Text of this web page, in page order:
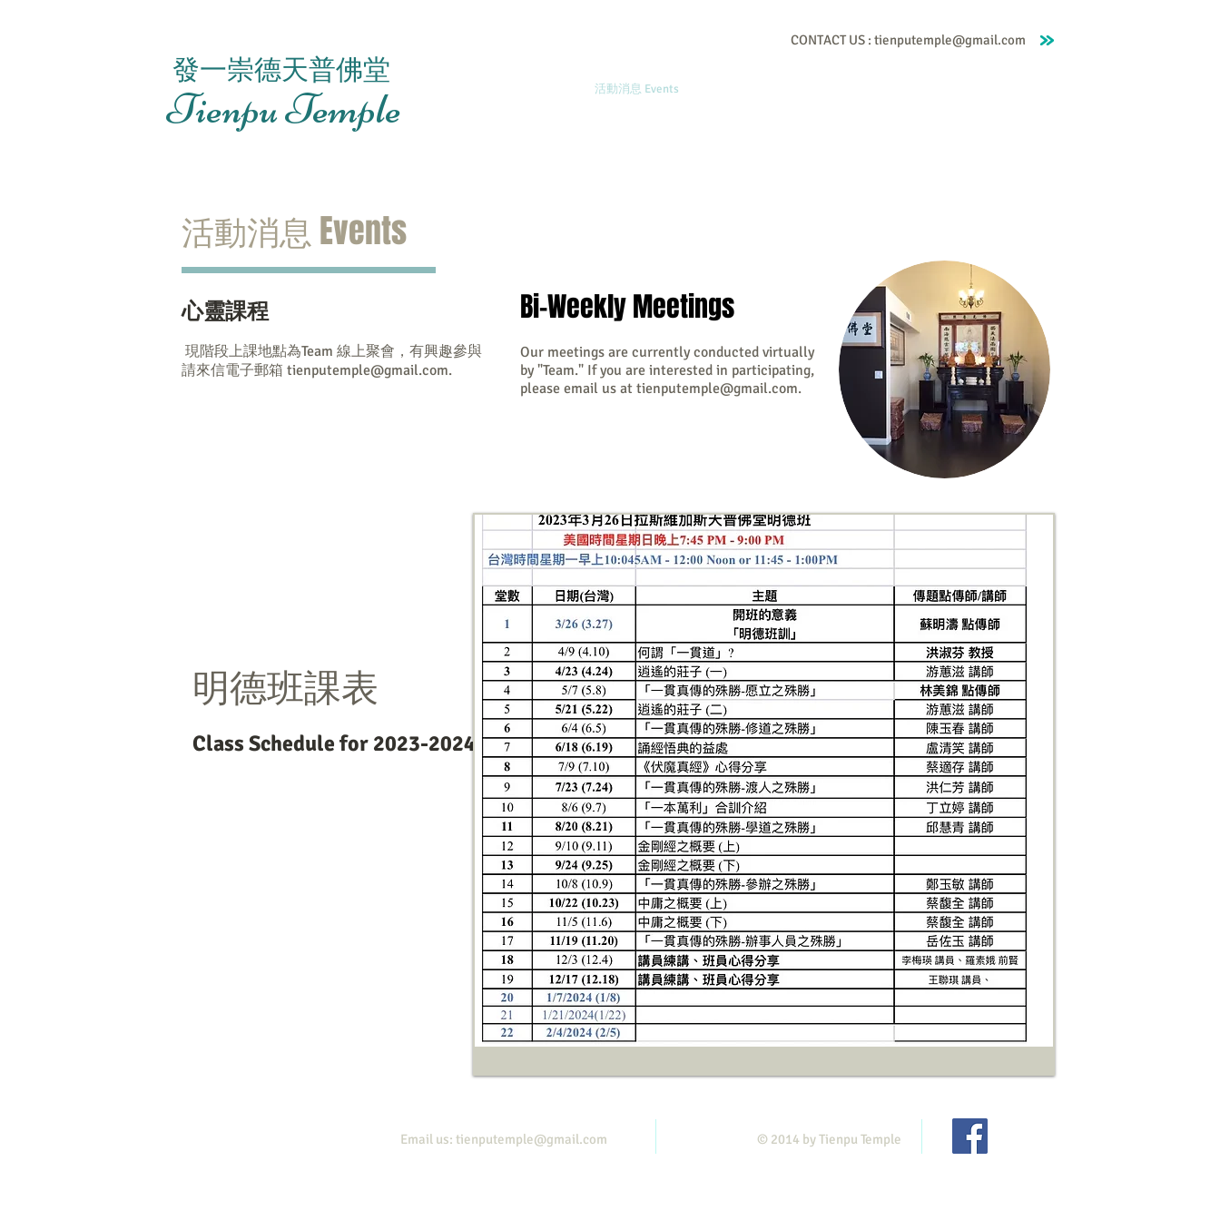
CONTACT US : tienputemple@gmail.com
活動消息 Events
發一崇德天普佛堂
Tienpu Temple
活動消息 Events
心靈課程
現階段上課地點為Team 線上聚會，有興趣參與
請來信電子郵箱 tienputemple@gmail.com.
Bi-Weekly Meetings
Our meetings are currently conducted virtually
by "Team." If you are interested in participating,
please email us at tienputemple@gmail.com.
明德班課表
Class Schedule for 2023-2024
Email us: tienputemple@gmail.com © 2014 by Tienpu Temple